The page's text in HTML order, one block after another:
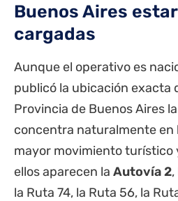
Buenos Aires
cargadas
Aunque el operativo es
publicó la ubicación exacta
Provincia de Buenos Aires
concentra naturalmente en
mayor movimiento turístico
ellos aparecen la Autovía 2,
la Ruta 74, la Ruta 56, la